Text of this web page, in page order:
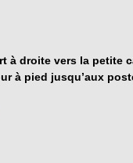
à droite vers la petite
à pied jusqu’aux